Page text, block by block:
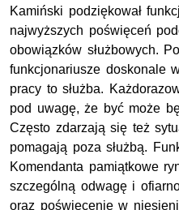
Kamiński podziękował
najwyższych poświęceń
obowiązków służbowych.
funkcjonariusze doskonale
pracy to służba.
pod uwagę, że być może
Często zdarzają się też
pomagają poza służbą.
Komendanta pamiątkowe
szczególną odwagę i
oraz poświęcenie w